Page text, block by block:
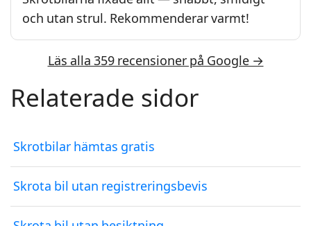
och utan strul. Rekommenderar varmt!
Läs alla 359 recensioner på Google →
Relaterade sidor
Skrotbilar hämtas gratis
Skrota bil utan registreringsbevis